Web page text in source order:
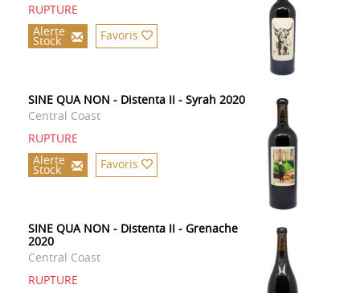
RUPTURE
Alerte
Stock Favoris
SINE QUA NON - Distenta II - Syrah 2020
Central Coast
RUPTURE
Alerte
Stock Favoris
SINE QUA NON - Distenta II - Grenache
2020
Central Coast
RUPTURE